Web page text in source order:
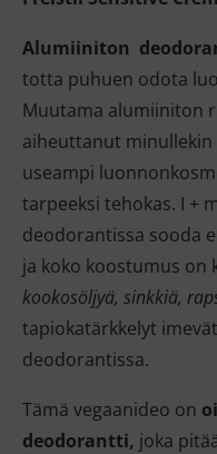
Alumiiniton
totta puhuen odota
Muutama alumiiniton
aiheuttanut minullekin
useampi
tarpeeksi tehokas. I +
deodorantissa sooda
ja koko koostumus on
kookosöljyä, sinkkiä,
tapiokatärkkelyt
deodorantissa.
Tämä vegaanideo on
deodorantti, joka